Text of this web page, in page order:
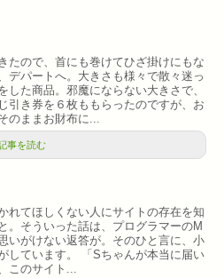
たので、首にも巻けてひざ掛けにもな
デパートへ。大きさも様々で散々迷っ
た商品。邪魔にならない大きさで、
引き券を６枚ももらったのですが、お
のままお財布に...
事を読む
れてほしくない人にサイトの存在を知
。そういった話は、プログラマーのM
いがけない返答が。そのひと言に、小
しています。 「Sちゃんが本当に届い
このサイト...